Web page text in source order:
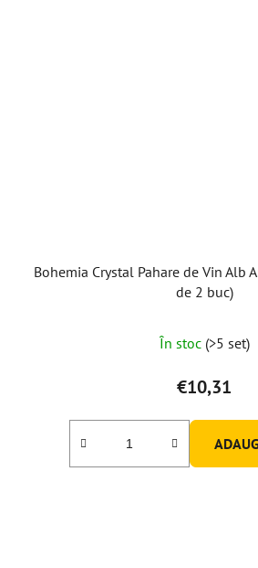
Bohemia Crystal Pahare de Vin Alb
de 2 buc)
medie
a
este
5,0
În stoc (>5 set)
€10,31